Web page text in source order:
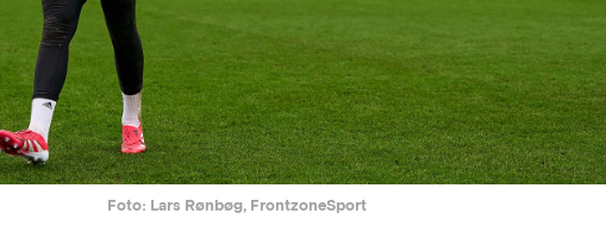
Foto: Lars Rønbøg, FrontzoneSport